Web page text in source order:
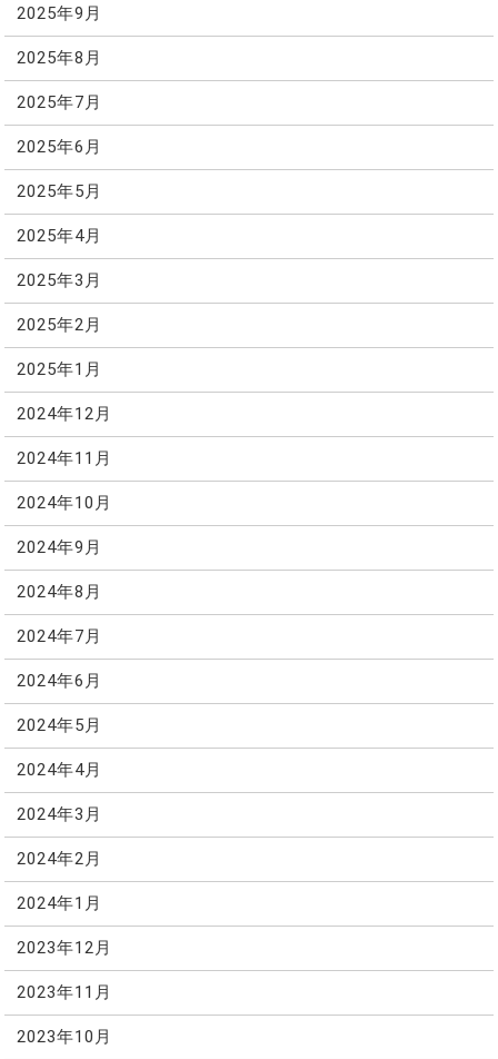
2025年9月
2025年8月
2025年7月
2025年6月
2025年5月
2025年4月
2025年3月
2025年2月
2025年1月
2024年12月
2024年11月
2024年10月
2024年9月
2024年8月
2024年7月
2024年6月
2024年5月
2024年4月
2024年3月
2024年2月
2024年1月
2023年12月
2023年11月
2023年10月